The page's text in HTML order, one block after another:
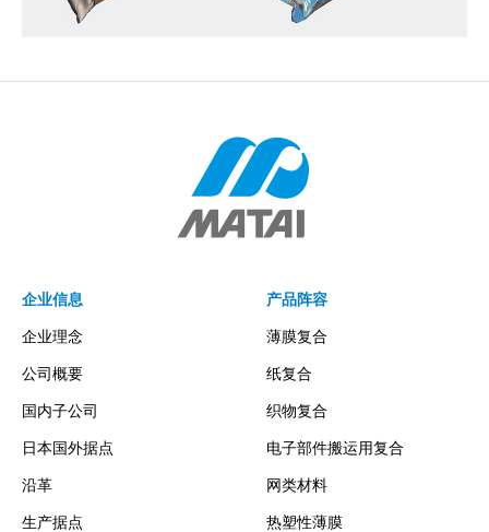
企业信息
企业理念
公司概要
国内子公司
日本国外据点
沿革
生产据点
产品阵容
薄膜复合
纸复合
织物复合
电子部件搬运用复合
网类材料
热塑性薄膜